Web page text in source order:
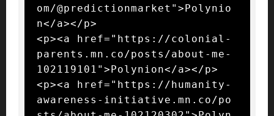
om/@predictionmarket">Polynio
n</a></p>
<p><a href="https://colonial-
parents.mn.co/posts/about-me-
102119101">Polynion</a></p>
<p><a href="https://humanity-
awareness-initiative.mn.co/po